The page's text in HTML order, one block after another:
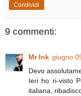
Condividi
9 commenti:
Mr Ink giugno
Devo
Ieri ho ri-visto
italiana,